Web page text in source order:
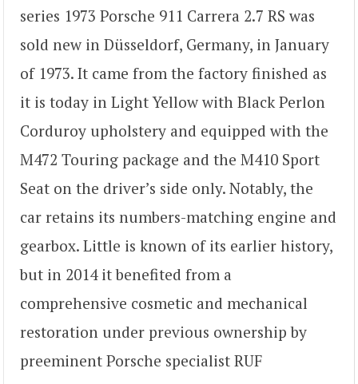
series 1973 Porsche 911 Carrera 2.7 RS was
sold new in Düsseldorf, Germany, in January
of 1973. It came from the factory finished as
it is today in Light Yellow with Black Perlon
Corduroy upholstery and equipped with the
M472 Touring package and the M410 Sport
Seat on the driver’s side only. Notably, the
car retains its numbers-matching engine and
gearbox. Little is known of its earlier history,
but in 2014 it benefited from a
comprehensive cosmetic and mechanical
restoration under previous ownership by
preeminent Porsche specialist RUF